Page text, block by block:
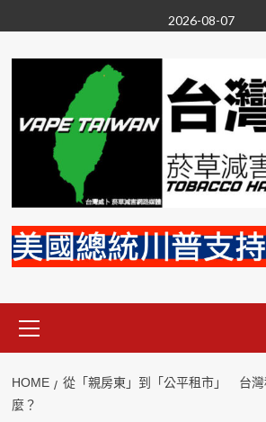
to
content
2026-08-07
Menu
HOME
從「親房東」到「公平租市」 台灣
麼？